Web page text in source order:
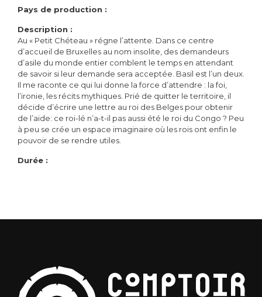
Pays de production :
Description :
Au « Petit Chéteau » régne l’attente. Dans ce centre
d’accueil de Bruxelles au nom insolite, des demandeurs
d’asile du monde entier comblent le temps en attendant
de savoir si leur demande sera acceptée. Basil est l’un deux.
Il me raconte ce qui lui donne la force d’attendre : la foi,
l’ironie, les récits mythiques. Prié de quitter le territoire, il
décide d’écrire une lettre au roi des Belges pour obtenir
de l’aide: ce roi-lé n’a-t-il pas aussi été le roi du Congo ? Peu
à peu se crée un espace imaginaire où les rois ont enfin le
pouvoir de se rendre utiles.
Durée :